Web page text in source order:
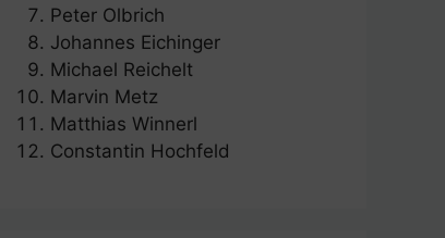
Peter Olbrich
Johannes Eichinger
Michael Reichelt
Marvin Metz
Matthias Winnerl
Constantin Hochfeld